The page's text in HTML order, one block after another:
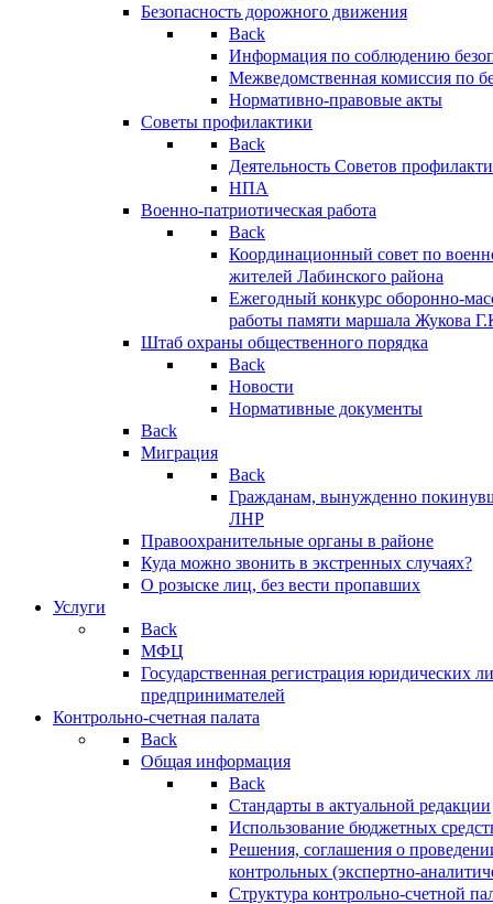
Безопасность дорожного движения
Back
Информация по соблюдению
Межведомственная комиссия по
Нормативно-правовые акты
Советы профилактики
Back
Деятельность Советов
НПА
Военно-патриотическая работа
Back
Координационный совет по
жителей Лабинского района
Ежегодный конкурс оборонно-
работы памяти маршала Жукова
Штаб охраны общественного порядка
Back
Новости
Нормативные документы
Back
Миграция
Back
Гражданам, вынужденно
ЛНР
Правоохранительные органы в районе
Куда можно звонить в экстренных случаях?
О розыске лиц, без вести пропавших
Услуги
Back
МФЦ
Государственная регистрация юридических
предпринимателей
Контрольно-счетная палата
Back
Общая информация
Back
Стандарты в актуальной редакции
Использование бюджетных
Решения, соглашения о
контрольных (экспертно-
Структура контрольно-счетной